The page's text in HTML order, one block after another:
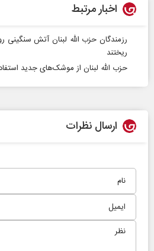
اخبار مرتبط
رزمندگان حزب الله لبنان آتش
ریختند
حزب‌ الله لبنان از موشک‌های جدید
ارسال نظرات